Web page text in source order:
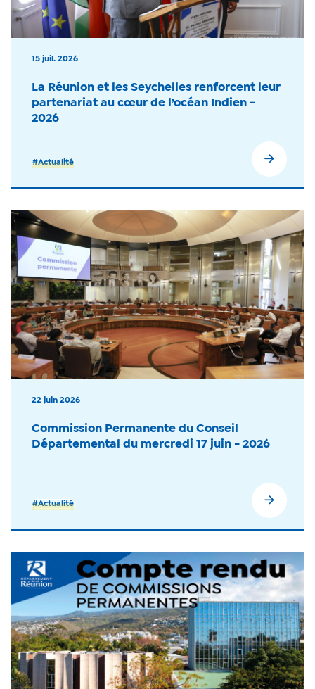
15 juil. 2026
La Réunion et les Seychelles renforcent leur
partenariat au cœur de l’océan Indien -
2026
#Actualité
22 juin 2026
Commission Permanente du Conseil
Départemental du mercredi 17 juin - 2026
#Actualité